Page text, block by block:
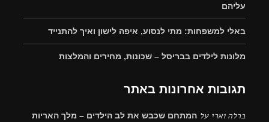
עליהם
באלי למשפחות: מתי לנסוע, איפה לישון ואיך להתנייד
מלונות לילדים בבריסל – שכונות, מחירים והמלצות
תגובות אחרונות באתר
ברלה וארי על המתחם שכבש את לב הילדים – מלך האריות